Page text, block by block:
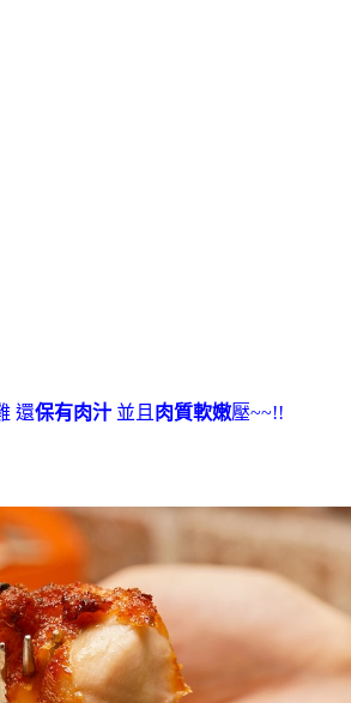
還保有肉汁 並且 肉質軟嫩壓~~!!